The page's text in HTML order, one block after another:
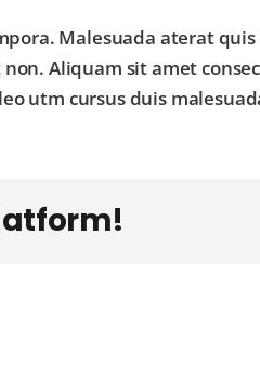
Malesuada aterat
Aliquam sit amet
utm cursus duis